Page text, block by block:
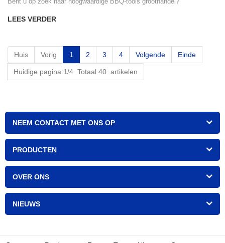
LEES VERDER
Huis Vorig 1 2 3 4 Volgende Einde
Huidige pagina:1/4 Totaal 40 artikelen
NEEM CONTACT MET ONS OP
PRODUCTEN
OVER ONS
NIEUWS